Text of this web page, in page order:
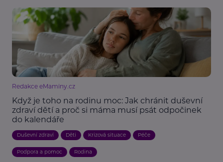
Redakce eMaminy.cz
Když je toho na rodinu moc: Jak chránit duševní
zdraví dětí a proč si máma musí psát odpočinek
do kalendáře
Duševní zdraví Děti Krizová situace Péče
Podpora a pomoc Rodina